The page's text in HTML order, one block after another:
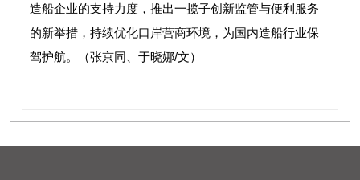
造船企业的支持力度，推出一揽子创新监管与便利服务
的新举措，持续优化口岸营商环境，为国内造船行业保
驾护航。（张京同、于晓娜/文）